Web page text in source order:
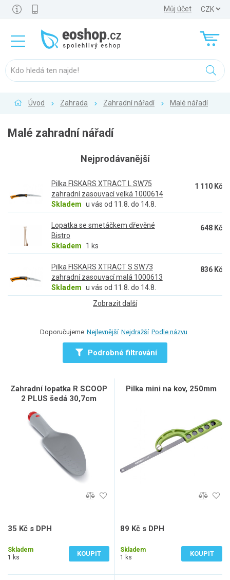
Můj účet
Úvod Zahrada Zahradní nářadí Malé nářadí
Malé zahradní nářadí
Nejprodávanější
Pilka FISKARS XTRACT L SW75
zahradní zasouvací velká 1000614
Skladem u vás od 11.8. do 14.8.
1 110 Kč
Lopatka se smetáčkem dřevěné
Bistro
Skladem
1 ks
648 Kč
Pilka FISKARS XTRACT S SW73
zahradní zasouvací malá 1000613
Skladem u vás od 11.8. do 14.8.
836 Kč
Zobrazit další
Doporučujeme Nejlevnější Nejdražší Podle názvu
Podrobné filtrování
Zahradní lopatka R SCOOP
2 PLUS šedá 30,7cm
35 Kč s DPH
Skladem
1 ks
KOUPIT
Pilka mini na kov, 250mm
89 Kč s DPH
Skladem
1 ks
KOUPIT